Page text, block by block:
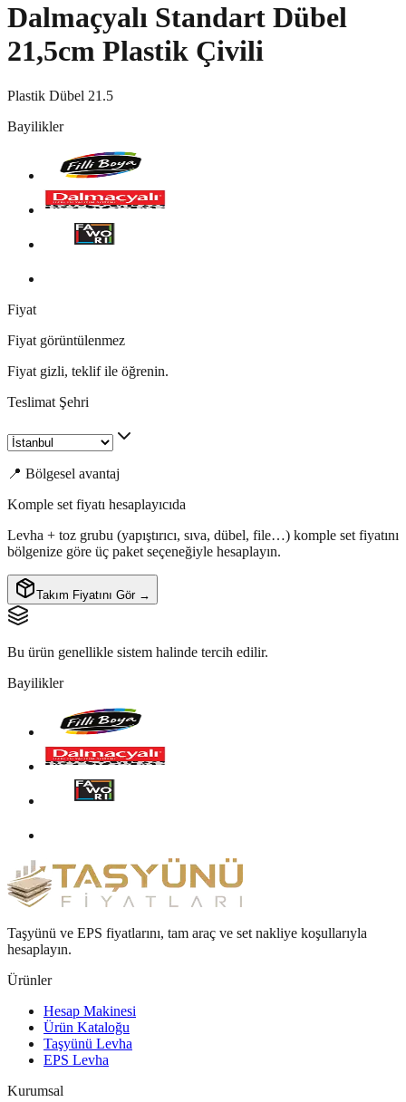
Dalmaçyalı Standart Dübel
21,5cm Plastik Çivili
Plastik Dübel 21.5
Bayilikler
Fiyat
Fiyat görüntülenmez
Fiyat gizli, teklif ile öğrenin.
Teslimat Şehri
📍 Bölgesel avantaj
Komple set fiyatı hesaplayıcıda
Levha + toz grubu (yapıştırıcı, sıva, dübel, file…) komple set fiyatını
bölgenize göre üç paket seçeneğiyle hesaplayın.
Takım Fiyatını Gör →
Bu ürün genellikle sistem halinde tercih edilir.
Bayilikler
Taşyünü ve EPS fiyatlarını, tam araç ve set nakliye koşullarıyla
hesaplayın.
Ürünler
Hesap Makinesi
Ürün Kataloğu
Taşyünü Levha
EPS Levha
Kurumsal